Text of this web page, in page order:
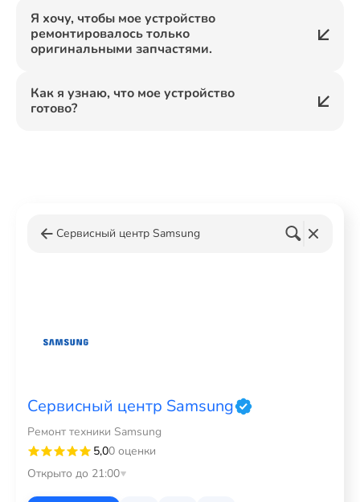
Я хочу, чтобы мое устройство
ремонтировалось только
оригинальными запчастями.
Как я узнаю, что мое устройство
готово?
Сервисный центр Samsung
Сервисный центр Samsung
Ремонт техники Samsung
5,00 оценки
Открыто до 21:00